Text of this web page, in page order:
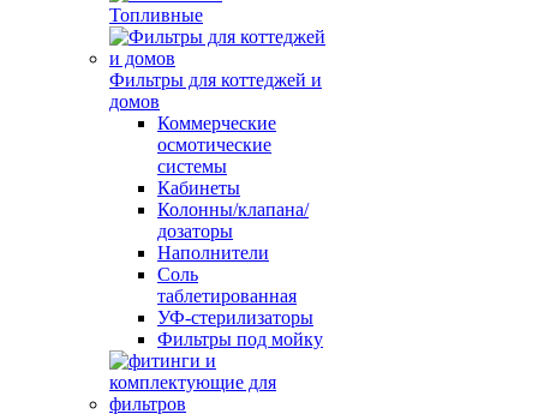
Топливные
Фильтры для коттеджей и
домов
Коммерческие
осмотические
системы
Кабинеты
Колонны/клапана/
дозаторы
Наполнители
Соль
таблетированная
УФ-стерилизаторы
Фильтры под мойку